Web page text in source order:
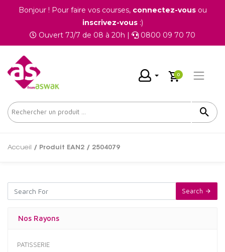
Bonjour ! Pour faire vos courses, connectez-vousou
inscrivez-vous:)
Ouvert 7J/7 de 08 à 20h |
0800 09 70 70
0
Accueil / Produit EAN2 / 2504079
Search
Nos Rayons
PATISSERIE